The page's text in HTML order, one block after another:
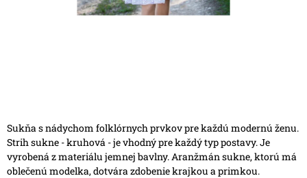
Sukňa s nádychom folklórnych prvkov pre každú modernú ženu.
Strih sukne - kruhová - je vhodný pre každý typ postavy. Je
vyrobená z materiálu jemnej bavlny. Aranžmán sukne, ktorú má
oblečenú modelka, dotvára zdobenie krajkou a primkou.